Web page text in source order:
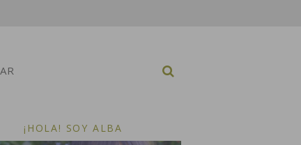
¡HOLA! SOY ALBA